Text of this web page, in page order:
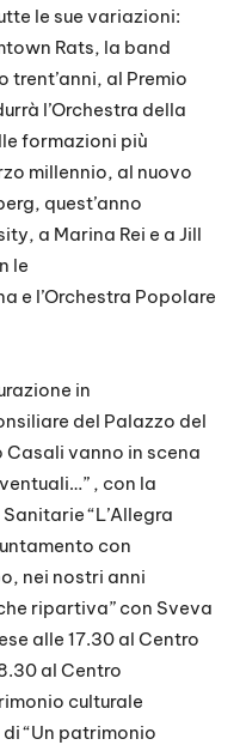
le sue variazioni:
Rats, la band
al Premio
l’Orchestra della
formazioni più
millennio, al nuovo
quest’anno
a Marina Rei e a Jill
le
e l’Orchestra Popolare
in
del Palazzo del
Casali vanno in scena
, con la
“L’Allegra
con
nei nostri anni
ripartiva” con Sveva
alle 17.30 al Centro
al Centro
culturale
“Un patrimonio